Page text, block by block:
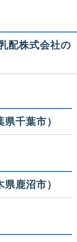
配株式会社の
千葉市）
鹿沼市）